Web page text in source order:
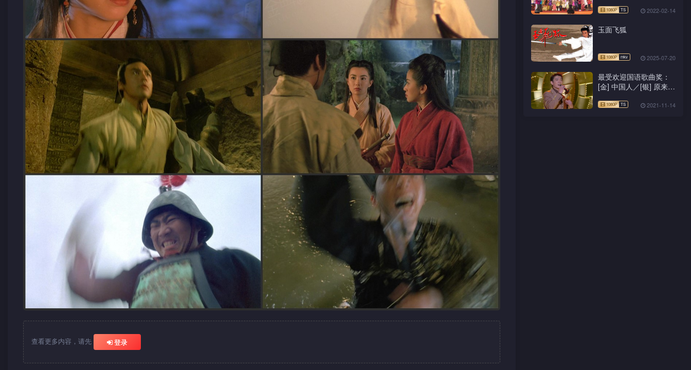
查看更多内容，请先 登录
2022-02-14
玉面飞狐
2025-07-20
最受欢迎国语歌曲奖：
[金] 中国人／[银] 原来你
乐所以我快乐
2021-11-14